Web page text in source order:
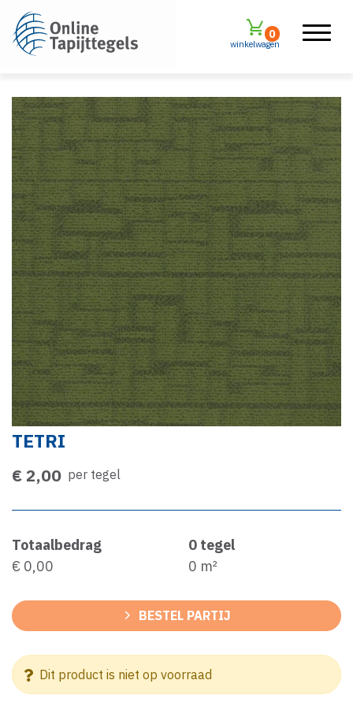
winkelwagen
0
TETRI
€ 2,00 per tegel
Totaalbedrag
€ 0,00
0 tegel
0 m²
BESTEL PARTIJ
Dit product is niet op voorraad